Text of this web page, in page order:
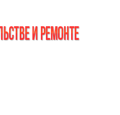
и ремонтах